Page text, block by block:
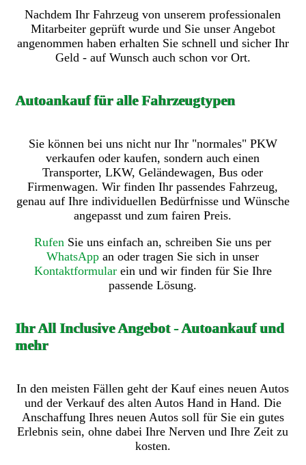
Nachdem Ihr Fahrzeug von unserem professionalen
Mitarbeiter geprüft wurde und Sie unser Angebot
angenommen haben erhalten Sie schnell und sicher Ihr
Geld - auf Wunsch auch schon vor Ort.
Autoankauf für alle Fahrzeugtypen
Sie können bei uns nicht nur Ihr "normales" PKW
verkaufen oder kaufen, sondern auch einen
Transporter, LKW, Geländewagen, Bus oder
Firmenwagen. Wir finden Ihr passendes Fahrzeug,
genau auf Ihre individuellen Bedürfnisse und Wünsche
angepasst und zum fairen Preis.
Rufen Sie uns einfach an, schreiben Sie uns per
WhatsApp an oder tragen Sie sich in unser
Kontaktformularein und wir finden für Sie Ihre
passende Lösung.
Ihr All Inclusive Angebot - Autoankauf und
mehr
In den meisten Fällen geht der Kauf eines neuen Autos
und der Verkauf des alten Autos Hand in Hand. Die
Anschaffung Ihres neuen Autos soll für Sie ein gutes
Erlebnis sein, ohne dabei Ihre Nerven und Ihre Zeit zu
kosten.